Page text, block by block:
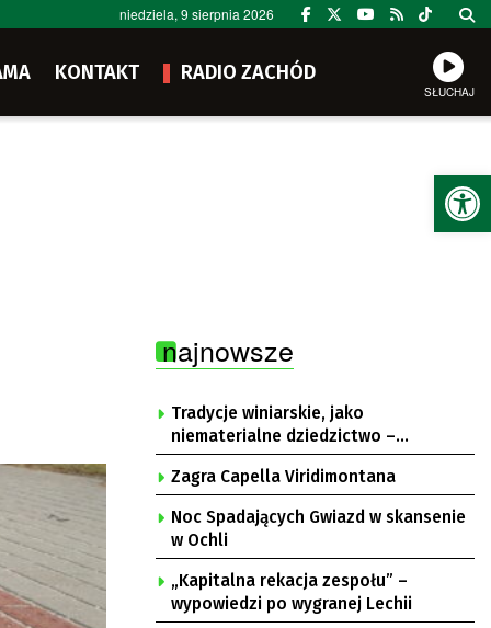
niedziela, 9 sierpnia 2026
KONTAKT RADIO ZACHÓD
SŁUCHAJ
najnowsze
Tradycje winiarskie, jako
niematerialne dziedzictwo –
konsultacje i projekt
Zagra Capella Viridimontana
Noc Spadających Gwiazd w skansenie
w Ochli
„Kapitalna rekacja zespołu” –
wypowiedzi po wygranej Lechii